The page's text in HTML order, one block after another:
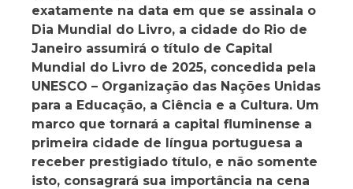
exatamente na data em que se assinala o
Dia Mundial do Livro, a cidade do Rio de
Janeiro assumirá o título de Capital
Mundial do Livro de 2025, concedida pela
UNESCO – Organização das Nações Unidas
para a Educação, a Ciência e a Cultura. Um
marco que tornará a capital fluminense a
primeira cidade de língua portuguesa a
receber prestigiado título, e não somente
isto, consagrará sua importância na cena